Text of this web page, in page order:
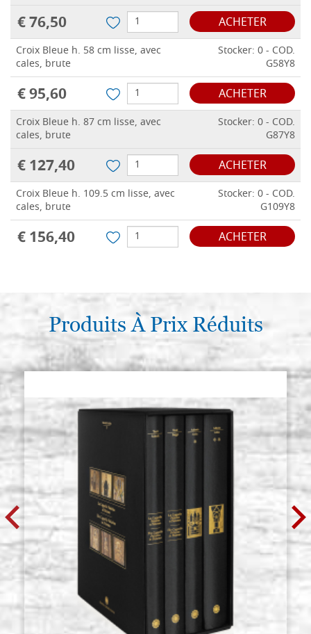
€ 76,50 ACHETER
Croix Bleue h. 58 cm lisse, avec
cales, brute
Stocker: 0 - COD.
G58Y8
€ 95,60 ACHETER
Croix Bleue h. 87 cm lisse, avec
cales, brute
Stocker: 0 - COD.
G87Y8
€ 127,40 ACHETER
Croix Bleue h. 109.5 cm lisse, avec
cales, brute
Stocker: 0 - COD.
G109Y8
€ 156,40 ACHETER
Produits À Prix Réduits